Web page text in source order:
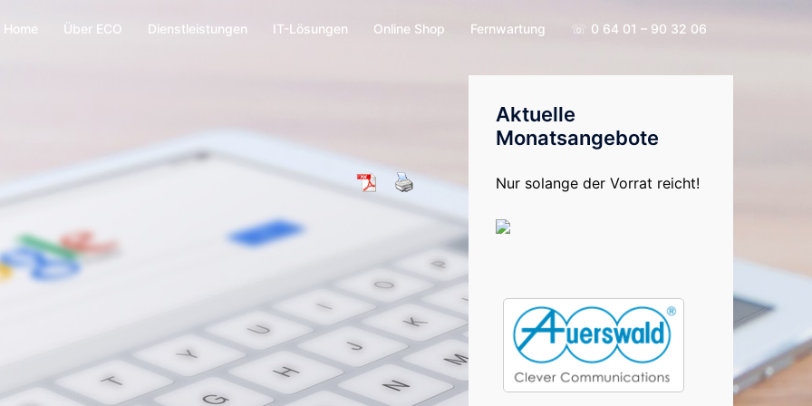
Home Über ECO Dienstleistungen IT-Lösungen Online Shop Fernwartung ☏ 0 64 01 – 90 32 06
Aktuelle
Monatsangebote
Nur solange der Vorrat reicht!